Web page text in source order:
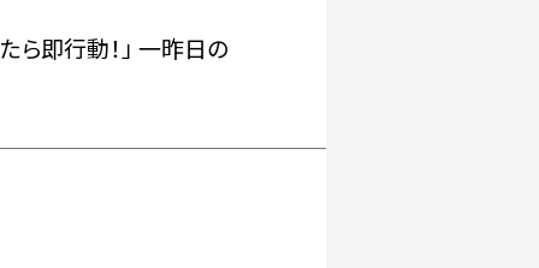
ら即行動！」 一昨日の